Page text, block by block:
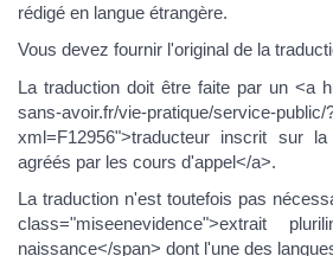
rédigé en langue étrangère.
Vous devez fournir l'original de la
La traduction doit être faite par un <a
sans-avoir.fr/vie-pratique/service-public/
xml=F12956">traducteur inscrit sur
agréés par les cours d'appel</a>.
La traduction n'est toutefois pas
class="miseenevidence">extrait
naissance</span> dont l'une des